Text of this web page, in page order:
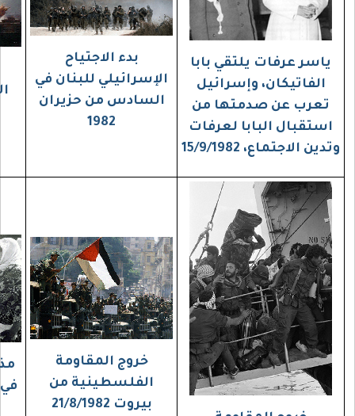
بابا
من
بدء الاجتياح
الإسرائيلي للبنان في
السادس من حزيران
1982
الطيران الحربي
الإسرائيلي يقصف
بيروت، 1982
خروج المقاومة
الفلسطينية من
مذبحة صبرا وشاتيلا
في لبنان، 16- 18 أيلول
1982